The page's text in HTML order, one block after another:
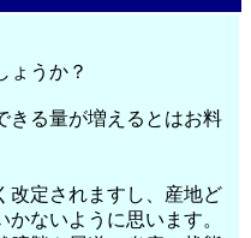
ょうか？
きる量が増えるとはお料
改定されますし、産地ど
ないように思います。